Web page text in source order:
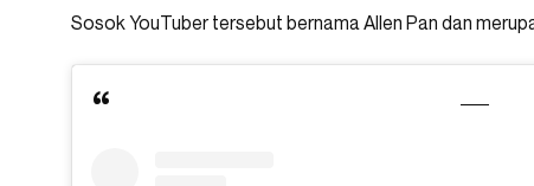
Sosok YouTuber tersebut bernama Allen Pan dan